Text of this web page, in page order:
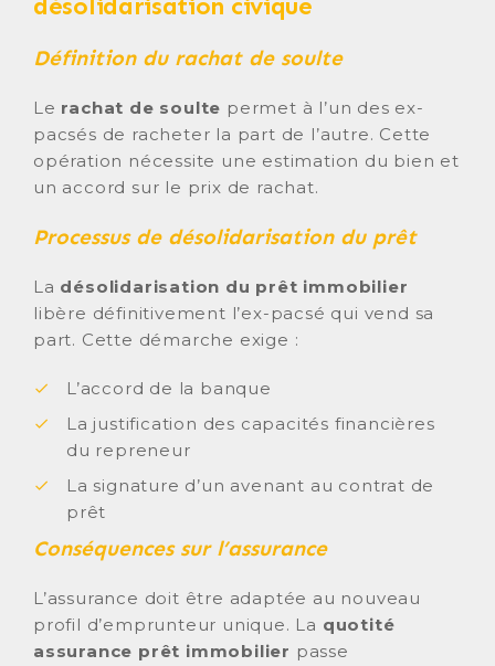
désolidarisation civique
Définition du rachat de soulte
Le rachat de soulte permet à l’un des ex-
pacsés de racheter la part de l’autre. Cette
opération nécessite une estimation du bien et
un accord sur le prix de rachat.
Processus de désolidarisation du prêt
La désolidarisation du prêt immobilier
libère définitivement l’ex-pacsé qui vend sa
part. Cette démarche exige :
L’accord de la banque
La justification des capacités financières
du repreneur
La signature d’un avenant au contrat de
prêt
Conséquences sur l’assurance
L’assurance doit être adaptée au nouveau
profil d’emprunteur unique. La quotité
assurance prêt immobilier passe